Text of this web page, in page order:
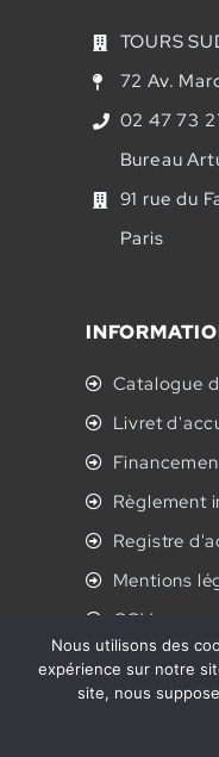
TOURS
72 Av.
02 47 73
Bureau
91 rue du
Paris
Catalogue
Livret
Règlement
Registre
Mentions
CGV
Politique
2025. All
Nous utilisons des
expérience sur notre
site, nous